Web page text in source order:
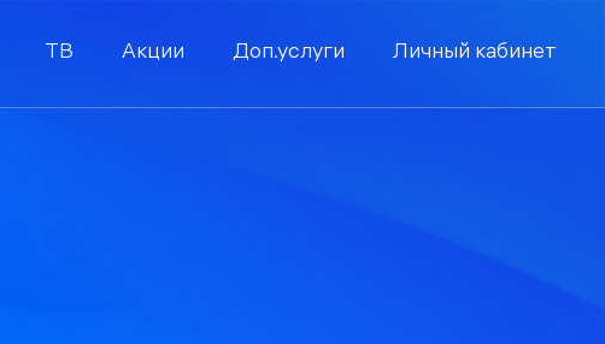
ТВ Акции Доп.услуги Личный кабинет